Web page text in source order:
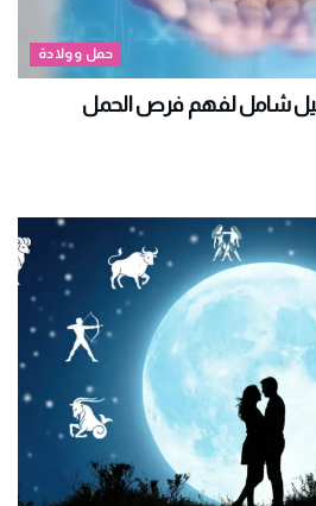
حمل وولادة
شامل لفهم فرص الحمل